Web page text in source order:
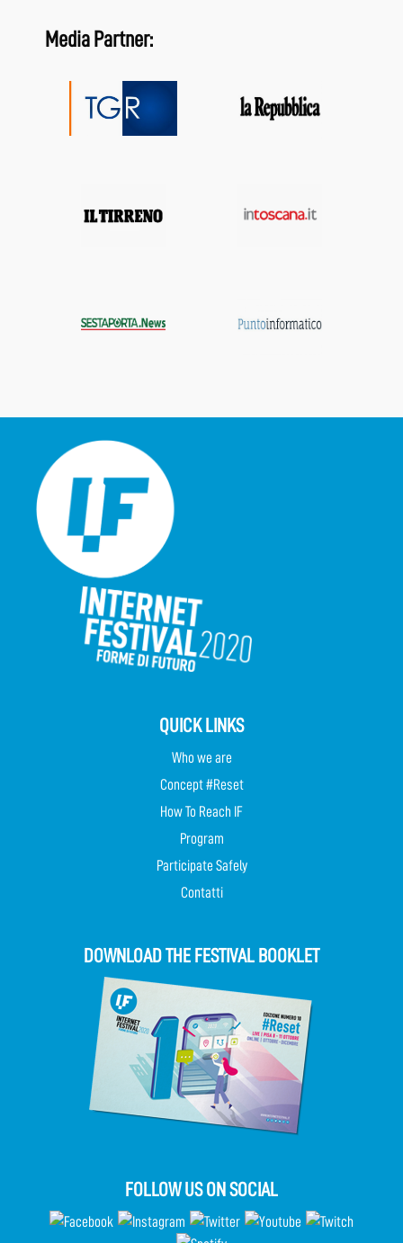
Media Partner:
QUICK LINKS
Who we are
Concept #Reset
How To Reach IF
Program
Participate Safely
Contatti
DOWNLOAD THE FESTIVAL BOOKLET
FOLLOW US ON SOCIAL